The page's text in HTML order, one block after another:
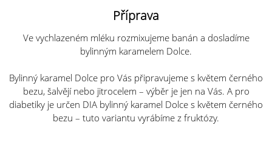
Příprava
Ve vychlazeném mléku rozmixujeme banán a dosladíme
bylinným karamelem Dolce.
Bylinný karamel Dolce pro Vás připravujeme s květem černého
bezu, šalvějí nebo jitrocelem – výběr je jen na Vás. A pro
diabetiky je určen DIA bylinný karamel Dolce s květem černého
bezu – tuto variantu vyrábíme z fruktózy.